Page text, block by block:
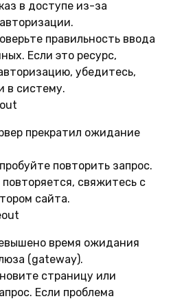
в доступе из-за
правильность ввода
Если это ресурс,
убедитесь,
в систему.
прекратил ожидание
повторить запрос.
свяжитесь с
сайта.
время ожидания
(gateway).
страницу или
Если проблема